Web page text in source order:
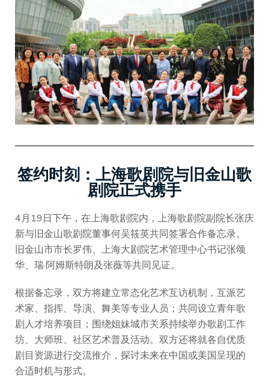
签约时刻：上海歌剧院与旧金山歌
剧院正式携手
4月19日下午，在上海歌剧院内，上海歌剧院副院长张庆
新与旧金山歌剧院董事何吴筱英共同签署合作备忘录。
旧金山市市长罗伟、上海大剧院艺术管理中心书记张颂
华、瑞·阿姆斯特朗及张薇等共同见证。
根据备忘录，双方将建立常态化艺术互访机制，互派艺
术家、指挥、导演、舞美等专业人员；共同设立青年歌
剧人才培养项目；围绕姐妹城市关系持续举办歌剧工作
坊、大师班、社区艺术普及活动。双方还将就各自优质
剧目资源进行交流推介，探讨未来在中国或美国呈现的
合适时机与形式。